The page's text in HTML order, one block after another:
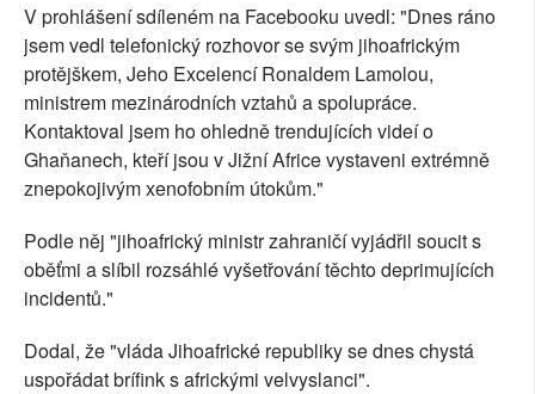
V prohlášení sdíleném na Facebooku uvedl: "Dnes ráno
jsem vedl telefonický rozhovor se svým jihoafrickým
protějškem, Jeho Excelencí Ronaldem Lamolou,
ministrem mezinárodních vztahů a spolupráce.
Kontaktoval jsem ho ohledně trendujících videí o
Ghaňanech, kteří jsou v Jižní Africe vystaveni extrémně
znepokojivým xenofobním útokům."
Podle něj "jihoafrický ministr zahraničí vyjádřil soucit s
oběťmi a slíbil rozsáhlé vyšetřování těchto deprimujících
incidentů."
Dodal, že "vláda Jihoafrické republiky se dnes chystá
uspořádat brífink s africkými velvyslanci".